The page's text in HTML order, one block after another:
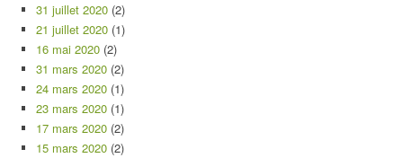
31 juillet 2020 (2)
21 juillet 2020 (1)
16 mai 2020 (2)
31 mars 2020 (2)
24 mars 2020 (1)
23 mars 2020 (1)
17 mars 2020 (2)
15 mars 2020 (2)